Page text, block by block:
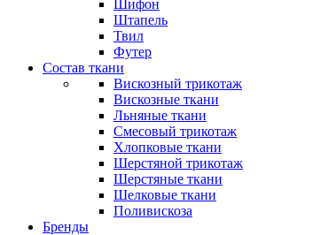
Шифон
Штапель
Твил
Футер
Состав ткани
Вискозный трикотаж
Вискозные ткани
Льняные ткани
Смесовый трикотаж
Хлопковые ткани
Шерстяной трикотаж
Шерстяные ткани
Шелковые ткани
Поливискоза
Бренды